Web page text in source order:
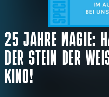
25 JAHRE MAGIE:
DER STEIN DER
KINO!